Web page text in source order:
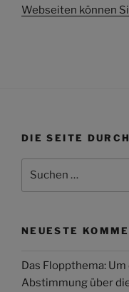
Webseiten können
DIE SEITE
NEUESTE
Das Floppthema:
Abstimmung über